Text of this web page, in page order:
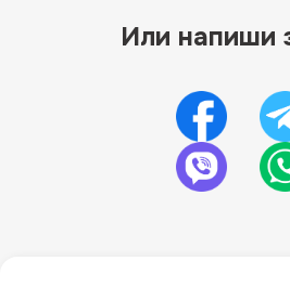
Или напиши